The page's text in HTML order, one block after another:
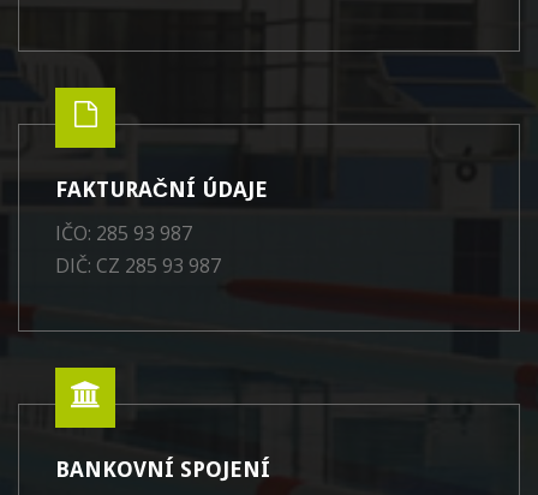
FAKTURAČNÍ ÚDAJE
IČO: 285 93 987
DIČ: CZ 285 93 987
BANKOVNÍ SPOJENÍ